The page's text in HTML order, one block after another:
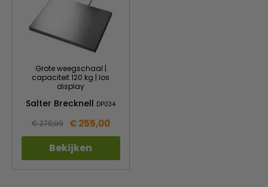
Grote weegschaal |
capaciteit 120 kg | los
display
Salter Brecknell DP034
€ 270,99 € 255,00
Bekijken